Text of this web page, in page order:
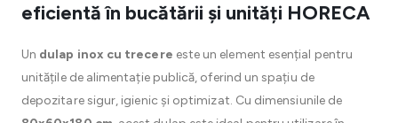
eficientă în bucătării și unități HORECA
Un dulap inox cu trecere este un element esențial pentru
unitățile de alimentație publică, oferind un spațiu de
depozitare sigur, igienic și optimizat. Cu dimensiunile de